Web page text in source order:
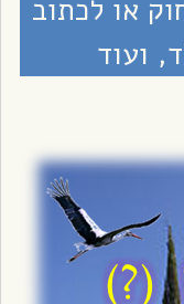
או לכתוב
ועוד